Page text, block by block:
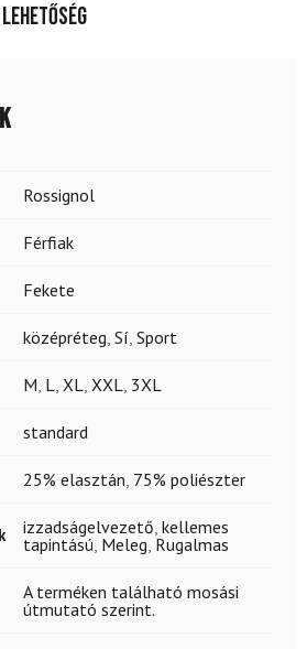
Rossignol
Férfiak
Fekete
középréteg Sí Sport
M L XL XXL 3XL
standard
25% elasztán 75% poliészter
izzadságelvezető kellemes
tapintású Meleg Rugalmas
A terméken található mosási
útmutató szerint.